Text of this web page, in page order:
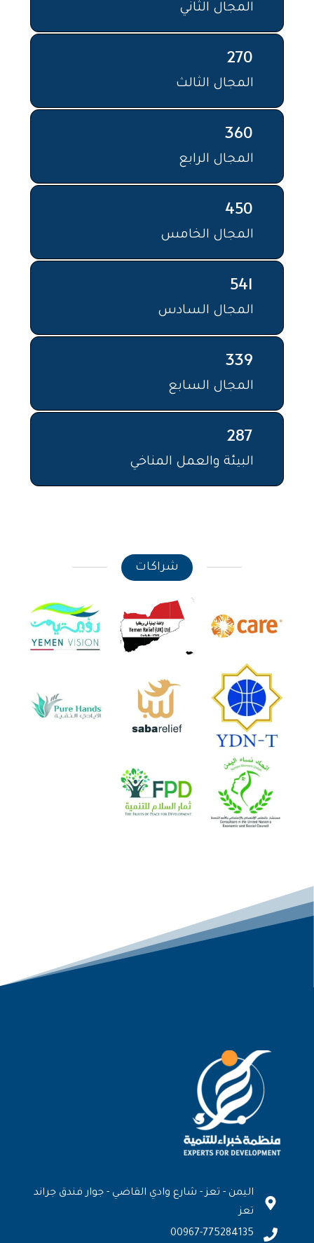
المجال الثاني
270
المجال الثالث
360
المجال الرابع
450
المجال الخامس
541
المجال السادس
339
المجال السابع
287
البيئة والعمل المناخي
شراكات
اليمن - تعز - شارع وادي القاضي - جوار فندق جراند
تعز
00967-775284135